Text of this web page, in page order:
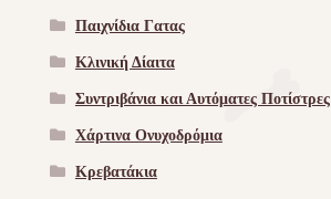
Παιχνίδια Γατας
Κλινική Δίαιτα
Συντριβάνια και Αυτόματες Ποτίστρες
Χάρτινα Ονυχοδρόμια
Κρεβατάκια